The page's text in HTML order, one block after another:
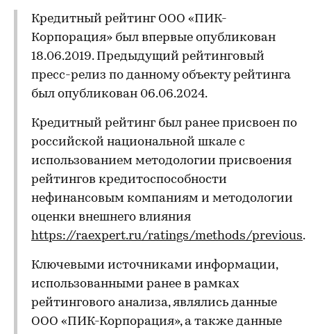
Кредитный рейтинг ООО «ПИК-
Корпорация» был впервые опубликован
18.06.2019. Предыдущий рейтинговый
пресс-релиз по данному объекту рейтинга
был опубликован 06.06.2024.
Кредитный рейтинг был ранее присвоен по
российской национальной шкале с
использованием методологии присвоения
рейтингов кредитоспособности
нефинансовым компаниям и методологии
оценки внешнего влияния
https://raexpert.ru/ratings/methods/previous.
Ключевыми источниками информации,
использованными ранее в рамках
рейтингового анализа, являлись данные
ООО «ПИК-Корпорация», а также данные